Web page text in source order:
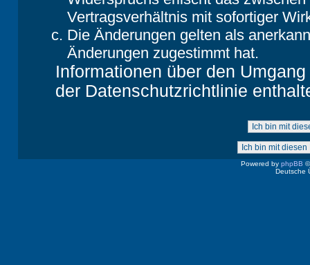
Vertragsverhältnis mit sofortiger
Die Änderungen gelten als
Änderungen zugestimmt hat.
Informationen über den
der Datenschutzrichtlinie
Powered by phpBB
Deutsche